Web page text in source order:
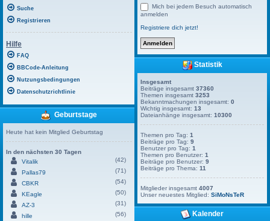
Suche
Registrieren
Hilfe
FAQ
BBCode-Anleitung
Nutzungsbedingungen
Datenschutzrichtlinie
Geburtstage
Heute hat kein Mitglied Geburtstag
In den nächsten 30 Tagen
Vitalik
(42)
Pallas79
(71)
CBKR
(54)
KEagle
(50)
AZ-3
(31)
hille
(56)
Mich bei jedem Besuch automatisch
anmelden
Registriere dich jetzt!
Statistik
Insgesamt
Beiträge insgesamt37360
Themen insgesamt3253
Bekanntmachungen insgesamt:0
Wichtig insgesamt:13
Dateianhänge insgesamt:10300
Themen pro Tag:1
Beiträge pro Tag:9
Benutzer pro Tag:1
Themen pro Benutzer:1
Beiträge pro Benutzer:9
Beiträge pro Thema:11
Mitglieder insgesamt4007
Unser neuestes Mitglied:SiMoNsTeR
Kalender